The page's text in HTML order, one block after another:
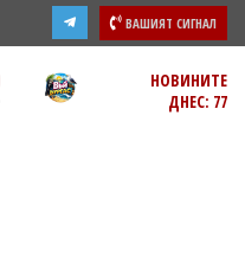
ВАШИЯТ СИГНАЛ
НОВИНИТЕ
ДНЕС: 77